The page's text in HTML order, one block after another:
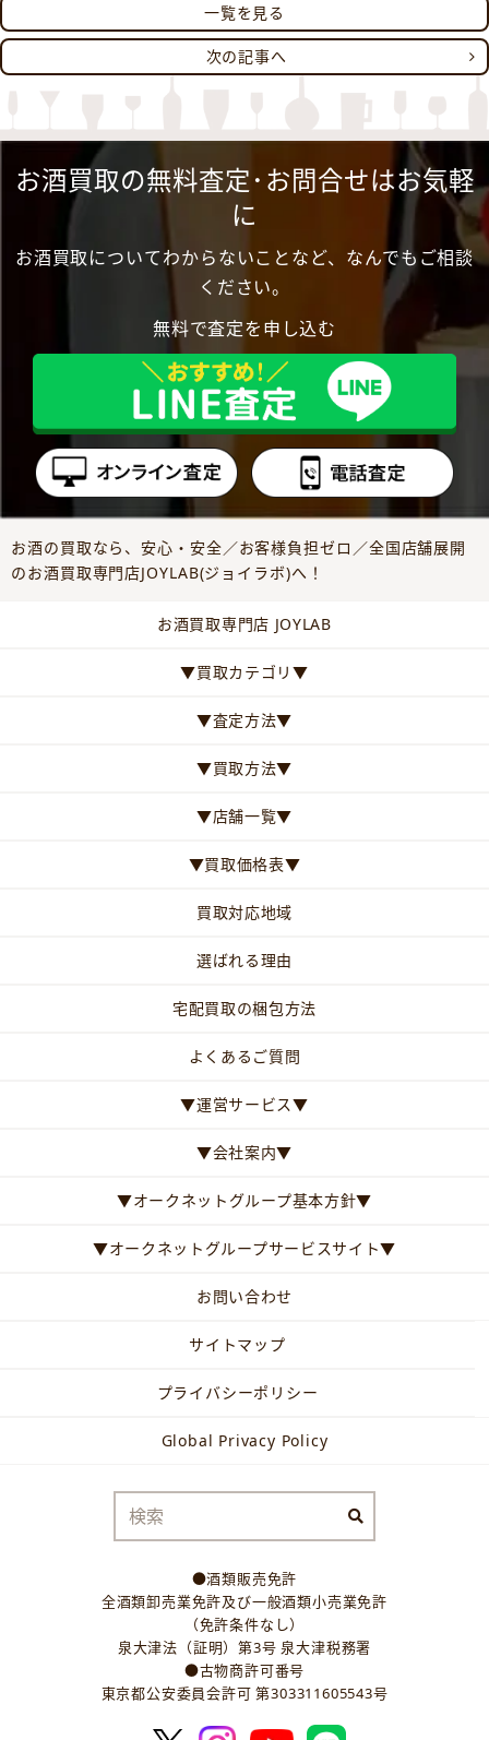
一覧を見る
次の記事へ
お酒買取の無料査定･お問合せはお気軽
に
お酒買取についてわからないことなど、なんでもご相談
ください。
無料で査定を申し込む
お酒の買取なら、安心・安全／お客様負担ゼロ／全国店舗展開
のお酒買取専門店JOYLAB(ジョイラボ)へ！
お酒買取専門店 JOYLAB
▼買取カテゴリ▼
▼査定方法▼
▼買取方法▼
▼店舗一覧▼
▼買取価格表▼
買取対応地域
選ばれる理由
宅配買取の梱包方法
よくあるご質問
▼運営サービス▼
▼会社案内▼
▼オークネットグループ基本方針▼
▼オークネットグループサービスサイト▼
お問い合わせ
サイトマップ
プライバシーポリシー
Global Privacy Policy
●酒類販売免許
全酒類卸売業免許及び一般酒類小売業免許
（免許条件なし）
泉大津法（証明）第3号 泉大津税務署
●古物商許可番号
東京都公安委員会許可 第303311605543号